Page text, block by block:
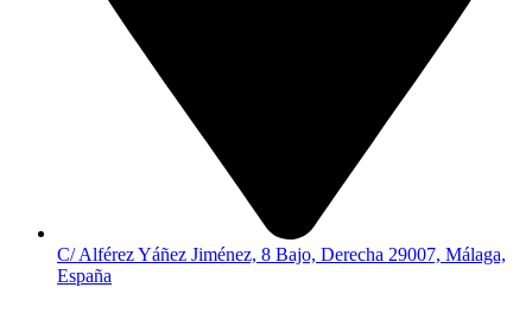
C/ Alférez Yáñez Jiménez, 8 Bajo, Derecha 29007, Málaga,
España